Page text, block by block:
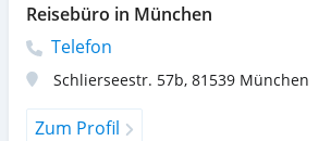
Reisebüro in München
Telefon
Schlierseestr. 57b, 81539 München
Zum Profil